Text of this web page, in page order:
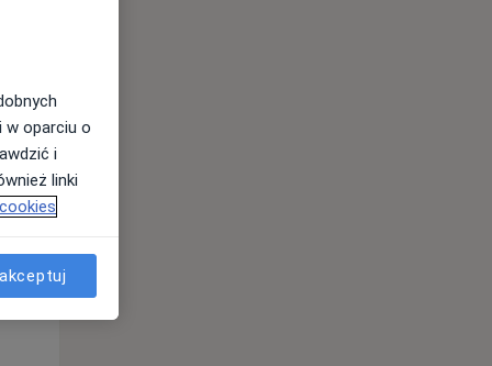
Wt,
11 Sie
w oparciu o
i
linki